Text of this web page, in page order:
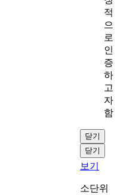
적
으
로
인
증
하
고
자
함
닫기
닫기
보기
소단위